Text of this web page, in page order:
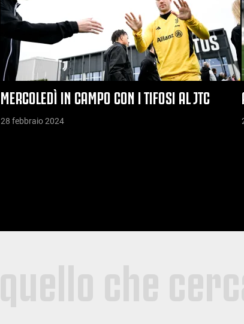
MERCOLEDÌ IN CAMPO CON I TIFOSI AL JTC
28 febbraio 2024